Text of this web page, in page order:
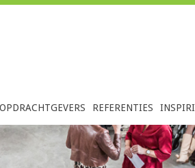
OPDRACHTGEVERS REFERENTIES